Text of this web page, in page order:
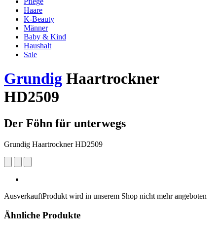
Haare
K-Beauty
Männer
Baby & Kind
Haushalt
Sale
Grundig Haartrockner
HD2509
Der Föhn für unterwegs
Grundig Haartrockner HD2509
AusverkauftProdukt wird in unserem Shop nicht mehr angeboten
Ähnliche Produkte